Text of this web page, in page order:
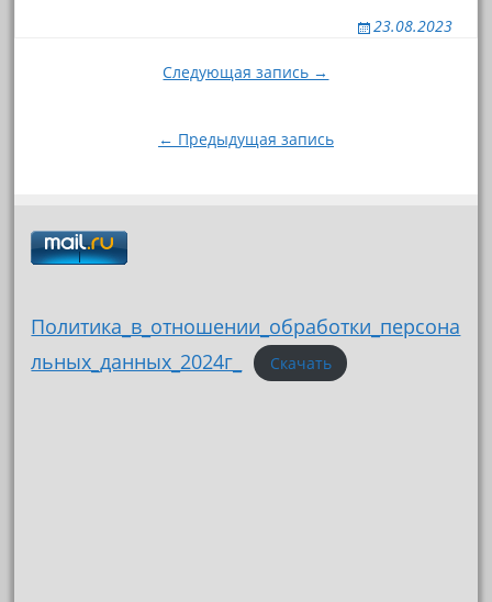
23.08.2023
Следующая запись →
← Предыдущая запись
Политика_в_отношении_обработки_персона
льных_данных_2024г_
Скачать